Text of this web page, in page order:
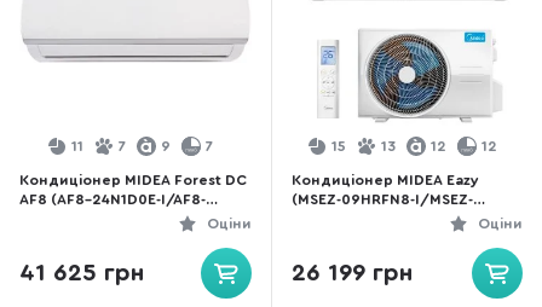
11 7 9 7
Кондиціонер MIDEA Forest DC
AF8 (AF8-24N1D0E-I/AF8-
Оціни
41 625 грн
15 13 12 12
Кондиціонер MIDEA Eazy
(MSEZ-09HRFN8-I/MSEZ-
Оціни
26 199 грн